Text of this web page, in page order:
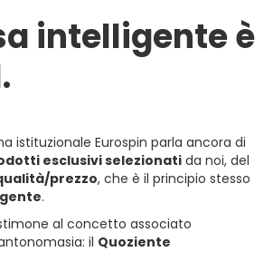
intelligente è
istituzionale Eurospin parla ancora di
esclusivi selezionati da noi, del
prezzo, che è il principio stesso
.
al concetto associato
il Quoziente